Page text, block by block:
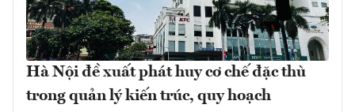
Hà Nội đề xuất phát huy cơ chế đặc thù
trong quản lý kiến trúc, quy hoạch